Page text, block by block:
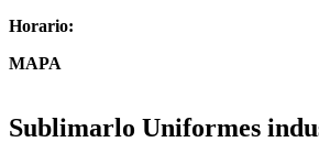
Horario:
MAPA
Sublimarlo Uniformes